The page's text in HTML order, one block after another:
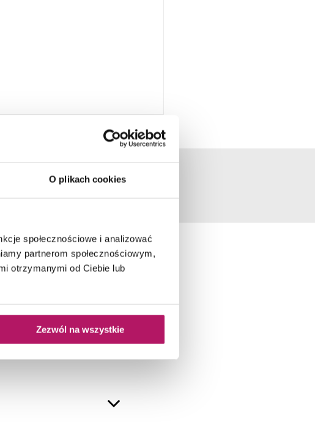
O plikach cookies
społecznościowe i analizować
partnerom społecznościowym,
otrzymanymi od Ciebie lub
Zezwól na wszystkie